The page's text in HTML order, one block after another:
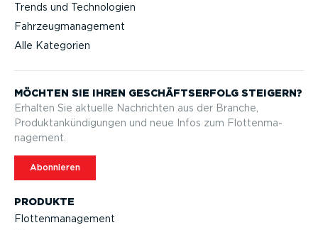
Trends und Technologien
Fahrzeugmanagement
Alle Kategorien
PRODUKTE
Flotten­ma­nagement
MÖCHTEN SIE IHREN GESCHÄFTS­ERFOLG STEIGERN?
Erhalten Sie aktuelle Nachrichten aus der Branche,
Produktan­kün­di­gungen und neue Infos zum Flotten­ma­
nagement.
Abonnieren